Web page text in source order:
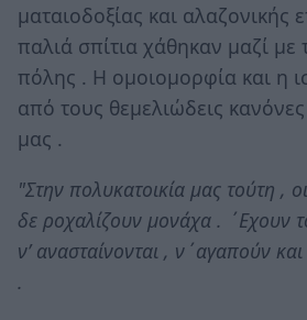
ματαιοδοξίας και αλαζονικής
παλιά σπίτια χάθηκαν μαζί
πόλης . H ομοιομορφία και η
από τους θεμελιώδεις
μας .
"Στην πολυκατοικία μας τούτη ,
δε ροχαλίζουν μονάχα . ΄Εχουν
ν’ ανασταίνονται , ν΄αγαπούν
.